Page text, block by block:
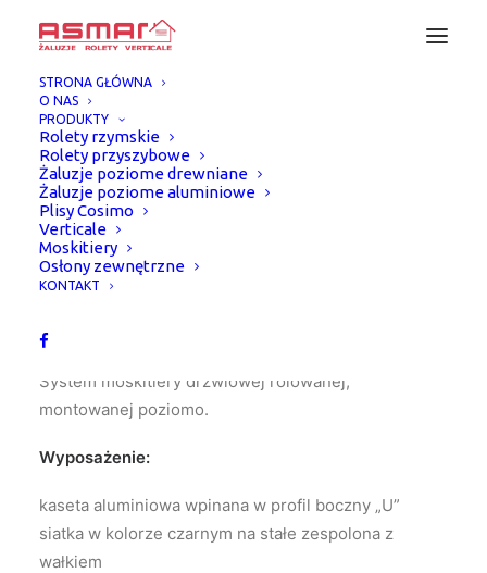
STRONA GŁÓWNA
O NAS
PRODUKTY
Rolety rzymskie
Rolety przyszybowe
Żaluzje poziome drewniane
Żaluzje poziome aluminiowe
Plisy Cosimo
Verticale
Moskitiery
Osłony zewnętrzne
KONTAKT
Strona Główna
Moskitiera Monumo
System moskitiery drzwiowej rolowanej,
montowanej poziomo.
Wyposażenie:
kaseta aluminiowa wpinana w profil boczny „U”
siatka w kolorze czarnym na stałe zespolona z
wałkiem